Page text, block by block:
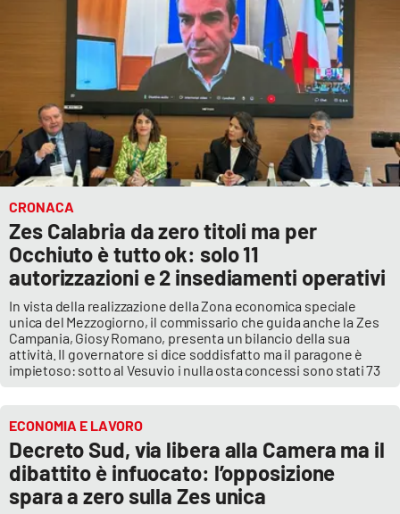
CRONACA
Zes Calabria da zero titoli ma per
Occhiuto è tutto ok: solo 11
autorizzazioni e 2 insediamenti operativi
In vista della realizzazione della Zona economica speciale
unica del Mezzogiorno, il commissario che guida anche la Zes
Campania, Giosy Romano, presenta un bilancio della sua
attività. Il governatore si dice soddisfatto ma il paragone è
impietoso: sotto al Vesuvio i nulla osta concessi sono stati 73
ECONOMIA E LAVORO
Decreto Sud, via libera alla Camera ma il
dibattito è infuocato: l’opposizione
spara a zero sulla Zes unica